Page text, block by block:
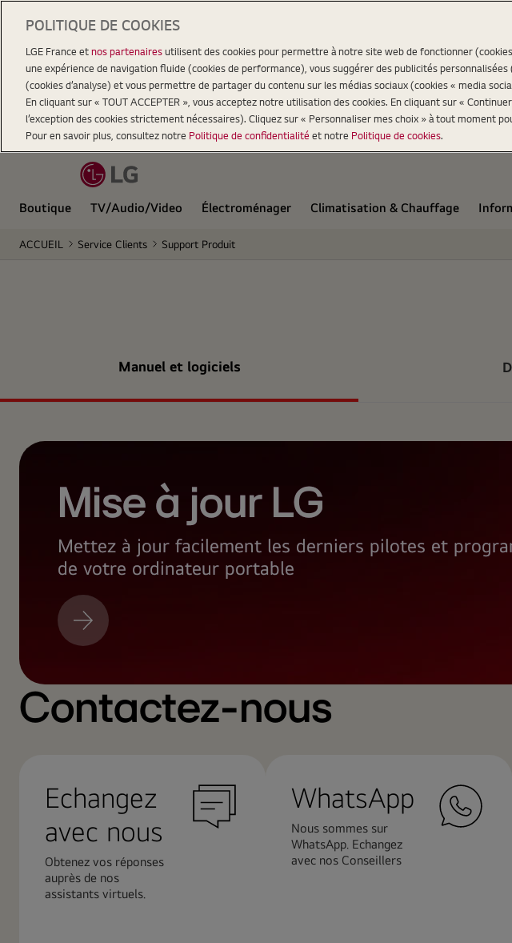
Boutique TV/Audio/Video Électroménager Climatisation & Chauffage
ACCUEIL Service Clients Support Produit
Manuel et logiciels
Mise à jour LG
Mettez à jour facilement les derniers pilotes et
de votre ordinateur portable
Mise
à
jour
Contactez-nous
Echangez
avec nous
Obtenez vos réponses
auprès de nos
assistants virtuels.
WhatsApp
Nous sommes sur
WhatsApp. Echangez
avec nos Conseillers
POLITIQUE DE COOKIES
LGE France etnos partenairesutilisent des cookies pour permettre à notre site web de fonctionner
une expérience de navigation fluide (cookies de performance), vous suggérer des publicités
(cookies d’analyse) et vous permettre de partager du contenu sur les médias sociaux (cookies « media
En cliquant sur « TOUT ACCEPTER », vous acceptez notre utilisation des cookies. En cliquant sur «
l’exception des cookies strictement nécessaires). Cliquez sur « Personnaliser mes choix » à tout moment
Pour en savoir plus, consultez notre Politique de confidentialité et notre Politique de cookies.